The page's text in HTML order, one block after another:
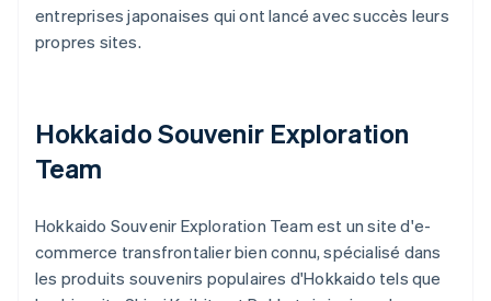
entreprises japonaises qui ont lancé avec succès leurs
propres sites.
Hokkaido Souvenir Exploration
Team
Hokkaido Souvenir Exploration Team est un site d'e-
commerce transfrontalier bien connu, spécialisé dans
les produits souvenirs populaires d'Hokkaido tels que